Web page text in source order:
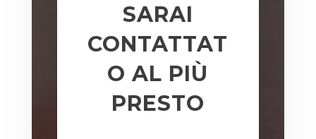
SARAI
CONTATTAT
O AL PIÙ
PRESTO